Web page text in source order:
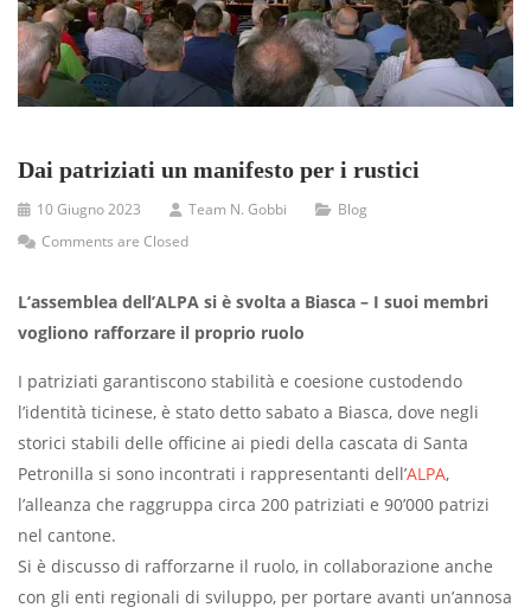
Dai patriziati un manifesto per i rustici
10 Giugno 2023 Team N. Gobbi
Blog
Comments are Closed
L’assemblea dell’ALPA si è svolta a Biasca – I suoi membri
vogliono rafforzare il proprio ruolo
I patriziati garantiscono stabilità e coesione custodendo
l’identità ticinese, è stato detto sabato a Biasca, dove negli
storici stabili delle officine ai piedi della cascata di Santa
Petronilla si sono incontrati i rappresentanti dell’ALPA,
l’alleanza che raggruppa circa 200 patriziati e 90’000 patrizi
nel cantone.
Si è discusso di rafforzarne il ruolo, in collaborazione anche
con gli enti regionali di sviluppo, per portare avanti un’annosa